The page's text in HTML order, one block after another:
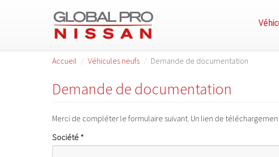
Aller au contenu principal
Accueil Véhicules neufs Demande de documentation
Demande de documentation
Merci de compléter le formulaire suivant. Un lien de
Société *